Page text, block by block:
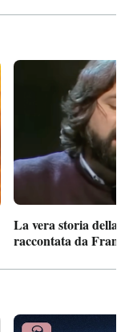
La vera storia della
raccontata da